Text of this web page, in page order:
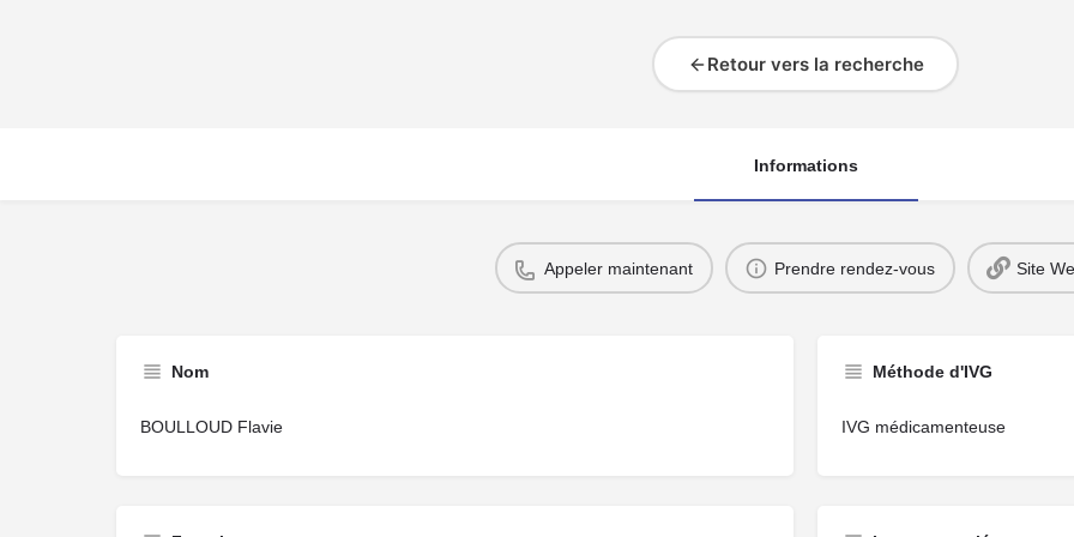
Retour vers la recherche
Informations
Appeler maintenant Prendre rendez-vous Site
Nom
BOULLOUD Flavie
Méthode d'IVG
IVG médicamenteuse